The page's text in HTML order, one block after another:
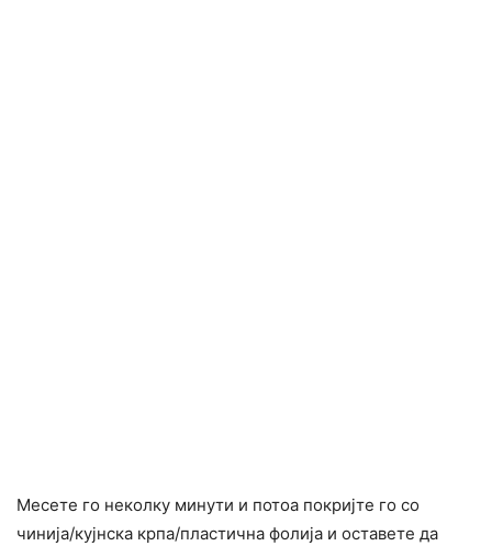
Месете го неколку минути и потоа покријте го со
чинија/кујнска крпа/пластична фолија и оставете да